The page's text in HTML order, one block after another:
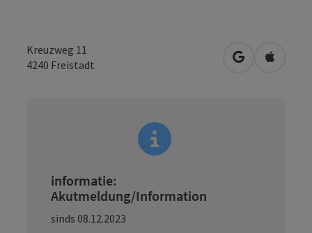
Kreuzweg 11
4240 Freistadt Openen in
informatie:
Akutmeldung/Information
sinds 08.12.2023